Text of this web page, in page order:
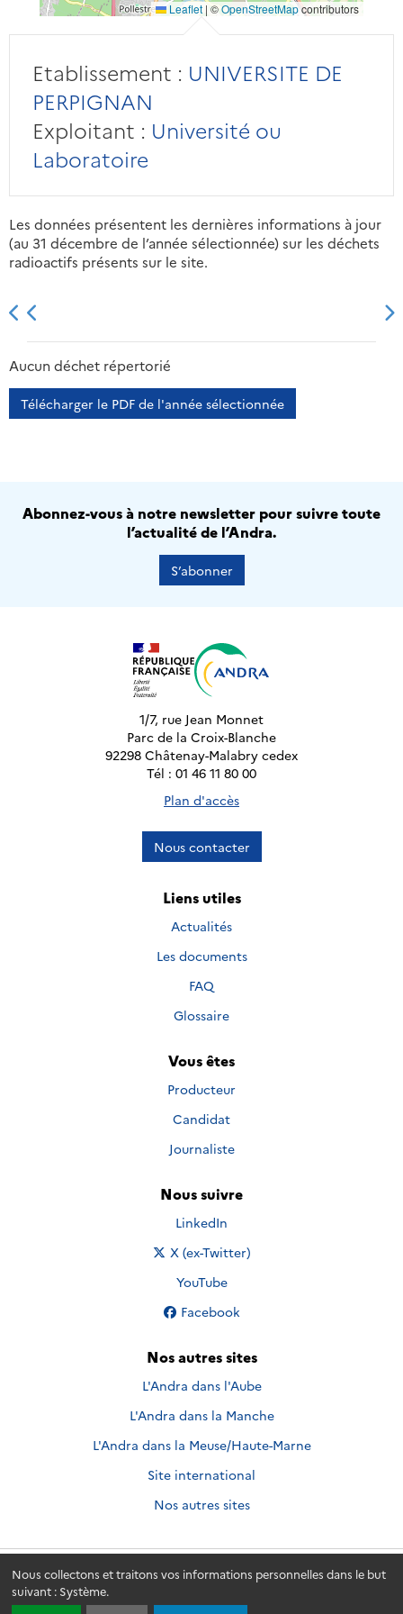
Nous collectons et traitons vos informations personnelles dans le but
suivant : Système.
Leaflet | ©OpenStreetMapcontributors
Etablissement : UNIVERSITE DE
PERPIGNAN
Exploitant : Université ou
Laboratoire
Les données présentent les dernières informations à jour
(au 31 décembre de l’année sélectionnée) sur les déchets
radioactifs présents sur le site.
2013 2014
Aucun déchet répertorié
Télécharger le PDF de l'année sélectionnée
Abonnez-vous à notre newsletter pour suivre toute
l’actualité de l’Andra.
S’abonner
1/7, rue Jean Monnet
Parc de la Croix-Blanche
92298 Châtenay-Malabry cedex
Tél : 01 46 11 80 00
Plan d'accès
Nous contacter
Liens utiles
Actualités
Les documents
FAQ
Glossaire
Vous êtes
Producteur
Candidat
Journaliste
Nous suivre
Nous suivre sur
LinkedIn
Nous suivre sur
X (ex-Twitter)
Nous suivre sur
YouTube
Nous suivre sur
Facebook
Nos autres sites
L'Andra dans l'Aube
L'Andra dans la Manche
L'Andra dans la Meuse/Haute-Marne
Site international
Nos autres sites
Andra.fr © 2026 - Andra. Tous droits réservés.